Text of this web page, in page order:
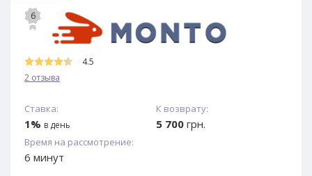
6
4.5
2 отзыва
Ставка:
1% в день
К возврату:
5 700 грн.
Время на рассмотрение:
6 минут